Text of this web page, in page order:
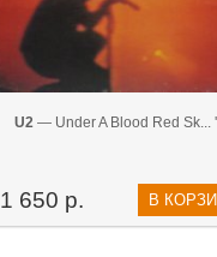
U2 — Under A Blood Red Sk...
1 650 р. В